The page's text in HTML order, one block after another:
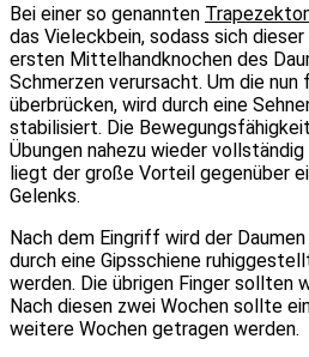
Bei einer so genannten
das Vieleckbein, sodass sich
ersten Mittelhandknochen des
Schmerzen verursacht. Um die nun
überbrücken, wird durch eine
stabilisiert. Die
Übungen nahezu wieder
liegt der große Vorteil gegenüber
Gelenks.
Nach dem Eingriff wird der
durch eine Gipsschiene
werden. Die übrigen Finger sollten
Nach diesen zwei Wochen sollte
weitere Wochen getragen werden.